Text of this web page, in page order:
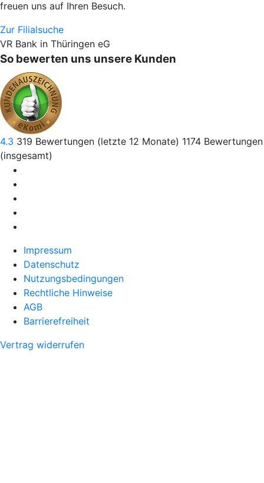
freuen uns auf Ihren Besuch.
Zur Filialsuche
VR Bank in Thüringen eG
So bewerten uns unsere Kunden
4.3 319 Bewertungen (letzte 12 Monate) 1174 Bewertungen
(insgesamt)
Impressum
Datenschutz
Nutzungsbedingungen
Rechtliche Hinweise
AGB
Barrierefreiheit
Vertrag widerrufen